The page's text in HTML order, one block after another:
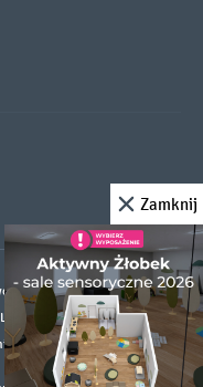
podatek VAT.
and the SPIKE logo are
©2026 The LEGO Group
Zamknij